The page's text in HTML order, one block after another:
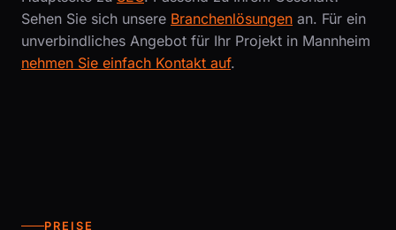
Sehen Sie sich unsere Branchenlösungen an. Für ein
unverbindliches Angebot für Ihr Projekt in Mannheim
nehmen Sie einfach Kontakt auf.
PREISE